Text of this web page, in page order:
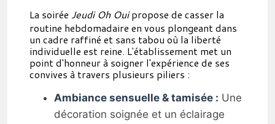
La soirée Jeudi Oh Ouipropose de casser la
routine hebdomadaire en vous plongeant dans
un cadre raffiné et sans tabou où la liberté
individuelle est reine. L'établissement met un
point d'honneur à soigner l'expérience de ses
convives à travers plusieurs piliers :
Ambiance sensuelle & tamisée : Une
décoration soignée et un éclairage